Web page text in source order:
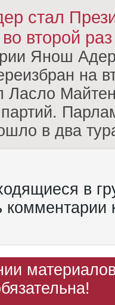
стал
второй раз
Янош
на
Ласло
в два
в
комментарии